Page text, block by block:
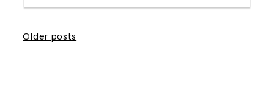
Posts
Older posts